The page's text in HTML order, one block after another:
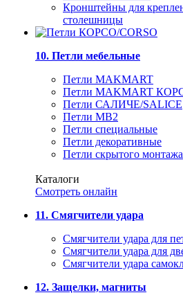
Кронштейны для
столешницы
10. Петли мебельные
Петли MAKMART
Петли MAKMART
Петли САЛИЧЕ/SALICE
Петли MB2
Петли специальные
Петли декоративные
Петли скрытого монтажа
Каталоги
Смотреть онлайн
11. Смягчители удара
Смягчители удара для
Смягчители удара для
Cмягчители удара
12. Защелки, магниты